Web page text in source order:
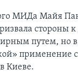
МИДа Майя
стороны
путем, но
применение
Киеве.